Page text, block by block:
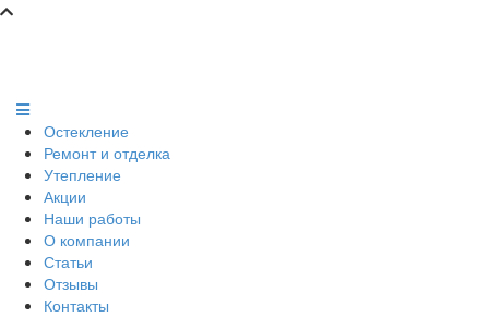
Остекление
Ремонт и отделка
Утепление
Акции
Наши работы
О компании
Статьи
Отзывы
Контакты